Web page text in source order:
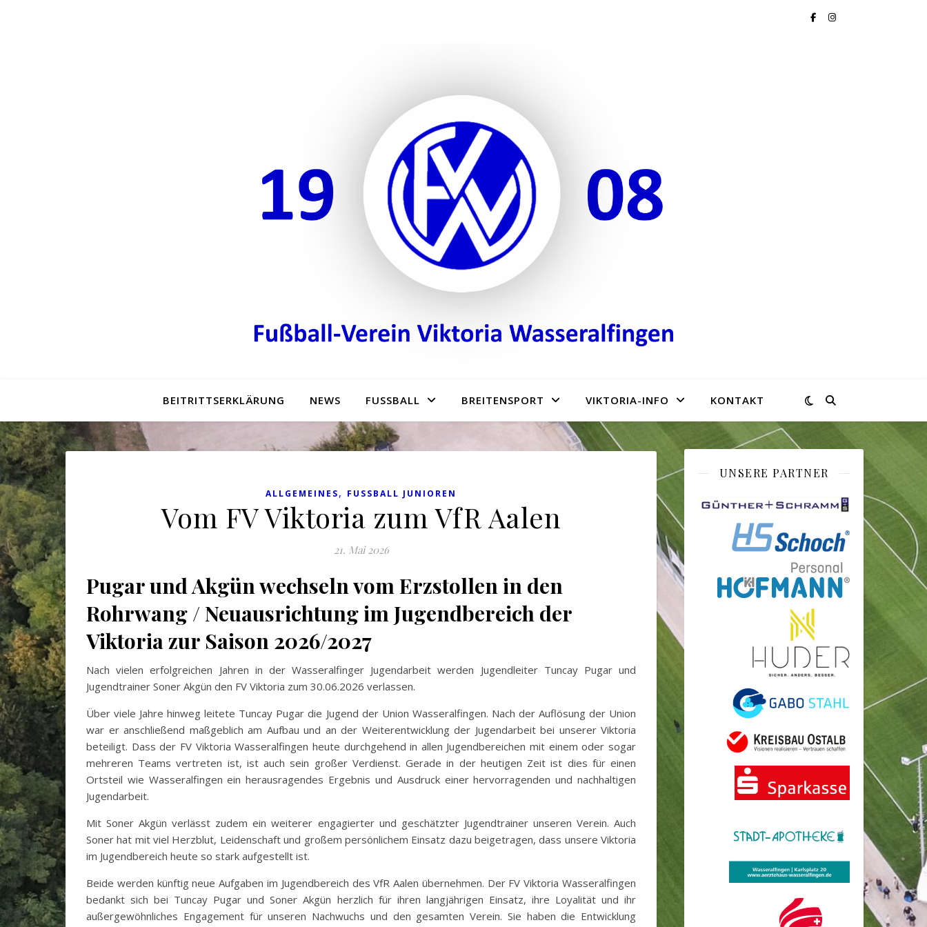
BEITRITTSERKLÄRUNG NEWS FUSSBALL BREITENSPORT VIKTORIA-INFO KONTAKT
ALLGEMEINES, FUSSBALL JUNIOREN
Vom FV Viktoria zum VfR Aalen
21. Mai 2026
Pugar und Akgün wechseln vom Erzstollen in den
Rohrwang / Neuausrichtung im Jugendbereich der
Viktoria zur Saison 2026/2027
Nach vielen erfolgreichen Jahren in der Wasseralfinger Jugendarbeit werden Jugendleiter Tuncay Pugar und
Jugendtrainer Soner Akgün den FV Viktoria zum 30.06.2026 verlassen.
Über viele Jahre hinweg leitete Tuncay Pugar die Jugend der Union Wasseralfingen. Nach der Auflösung der Union
war er anschließend maßgeblich am Aufbau und an der Weiterentwicklung der Jugendarbeit bei unserer Viktoria
beteiligt. Dass der FV Viktoria Wasseralfingen heute durchgehend in allen Jugendbereichen mit einem oder sogar
mehreren Teams vertreten ist, ist auch sein großer Verdienst. Gerade in der heutigen Zeit ist dies für einen
Ortsteil wie Wasseralfingen ein herausragendes Ergebnis und Ausdruck einer hervorragenden und nachhaltigen
Jugendarbeit.
Mit Soner Akgün verlässt zudem ein weiterer engagierter und geschätzter Jugendtrainer unseren Verein. Auch
Soner hat mit viel Herzblut, Leidenschaft und großem persönlichem Einsatz dazu beigetragen, dass unsere Viktoria
im Jugendbereich heute so stark aufgestellt ist.
Beide werden künftig neue Aufgaben im Jugendbereich des VfR Aalen übernehmen. Der FV Viktoria Wasseralfingen
bedankt sich bei Tuncay Pugar und Soner Akgün herzlich für ihren langjährigen Einsatz, ihre Loyalität und ihr
außergewöhnliches Engagement für unseren Nachwuchs und den gesamten Verein. Sie haben die Entwicklung
UNSERE PARTNER